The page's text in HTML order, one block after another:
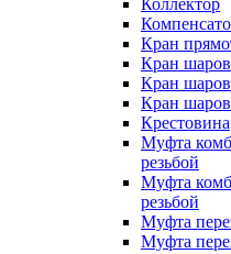
Коллектор
Кран
Кран
Кран
Кран
Крестовина
Муфта
резьбой
Муфта
резьбой
Муфта
Муфта